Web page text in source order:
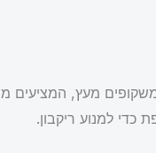
מעץ, המציעים
כדי למנוע ריקבון.